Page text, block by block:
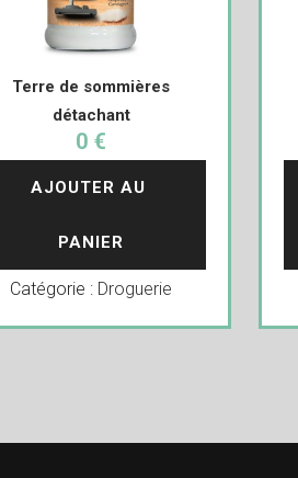
Terre de sommières
détachant
0 €
AJOUTER AU
PANIER
Catégorie : Droguerie